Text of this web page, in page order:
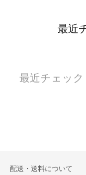
最近
最近チェッ
配送・送料について